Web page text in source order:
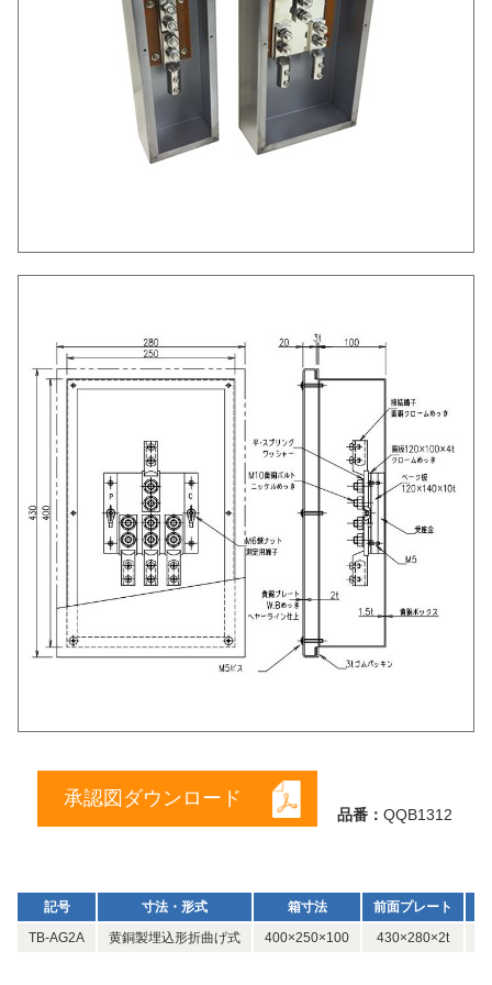
承認図ダウンロード
品番： QQB1312
記号 寸法・形式 箱寸法 前面プレート
TB-AG2A
黄銅製埋込形折曲げ式 400×250×100 430×280×2t